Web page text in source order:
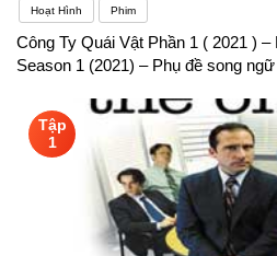
Hoạt Hình Phim
Công Ty Quái Vật Phần 1 ( 2021 )
Season 1 (2021) – Phụ đề song ngữ
Tập
1